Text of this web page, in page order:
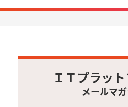
ＩＴプラッ
メールマ